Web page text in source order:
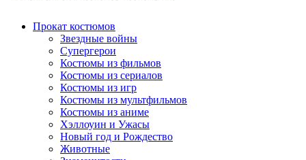
Прокат костюмов
Звездные войны
Супергерои
Костюмы из фильмов
Костюмы из сериалов
Костюмы из игр
Костюмы из мультфильмов
Костюмы из аниме
Хэллоуин и Ужасы
Новый год и Рождество
Животные